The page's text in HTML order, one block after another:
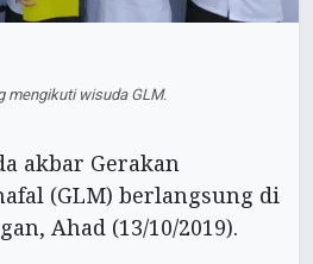
mengikuti wisuda GLM.
akbar Gerakan
(GLM) berlangsung di
Ahad (13/10/2019).